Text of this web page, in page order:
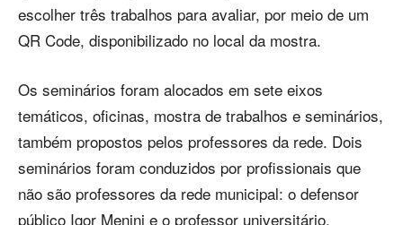
escolher três trabalhos para avaliar, por meio de um
QR Code, disponibilizado no local da mostra.
Os seminários foram alocados em sete eixos
temáticos, oficinas, mostra de trabalhos e seminários,
também propostos pelos professores da rede. Dois
seminários foram conduzidos por profissionais que
não são professores da rede municipal: o defensor
público Igor Menini e o professor universitário,